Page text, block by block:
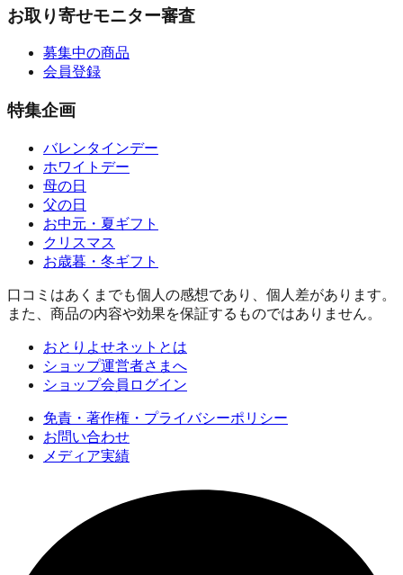
お取り寄せモニター審査
募集中の商品
会員登録
特集企画
バレンタインデー
ホワイトデー
母の日
父の日
お中元・夏ギフト
クリスマス
お歳暮・冬ギフト
口コミはあくまでも個人の感想であり、個人差があります。
また、商品の内容や効果を保証するものではありません。
おとりよせネットとは
ショップ運営者さまへ
ショップ会員ログイン
免責・著作権・プライバシーポリシー
お問い合わせ
メディア実績